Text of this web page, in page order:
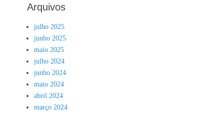
Arquivos
julho 2025
junho 2025
maio 2025
julho 2024
junho 2024
maio 2024
abril 2024
março 2024